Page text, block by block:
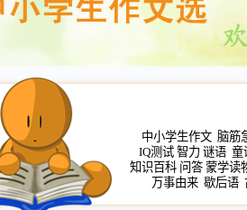
中小学生作文 脑筋
IQ测试 智力 谜语 童
知识百科 问答 蒙学读
万事由来 歇后语